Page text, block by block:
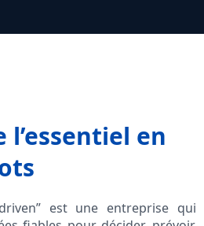
l’essentiel en
est une entreprise qui